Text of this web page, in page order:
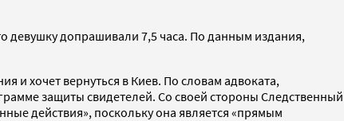
девушку допрашивали 7,5 часа. По данным издания,
и хочет вернуться в Киев. По словам адвоката,
защиты свидетелей. Со своей стороны Следственный
действия», поскольку она является «прямым